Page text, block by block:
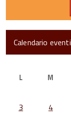
Calendario eventi
L M
3
4